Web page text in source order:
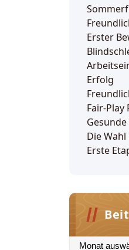
Erster
Erfolg
Fair-Play
Die
Erste
Beiträge